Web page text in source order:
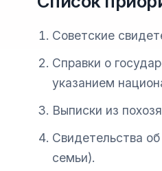
Советские
Справки о
указанием
Выписки из
Свидетельства
семьи).